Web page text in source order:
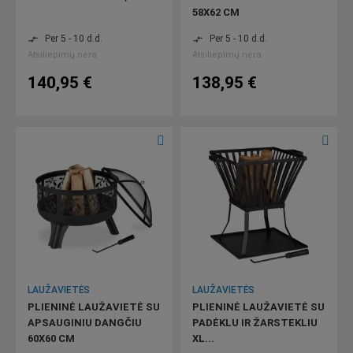
compare_arrows Per 5 - 10 d.d.
Atsiliepimų nėra
140,95 €
58X62 CM
compare_arrows Per 5 - 10 d.d.
Atsiliepimų nėra
138,95 €
LAUŽAVIETĖS
PLIENINĖ LAUŽAVIETĖ SU
APSAUGINIU DANGČIU
60X60 CM
LAUŽAVIETĖS
PLIENINĖ LAUŽAVIETĖ SU
PADĖKLU IR ŽARSTEKLIU
XL...